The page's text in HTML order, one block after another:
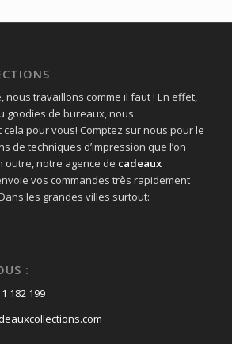
nous travaillons comme il faut ! En effet,
goodies de bureaux, nous
pour vous! Comptez sur nous pour le
de techniques d’impression que l’on
outre, notre agence de cadeaux
vos commandes très rapidement
les grandes villes surtout:
:
182 199